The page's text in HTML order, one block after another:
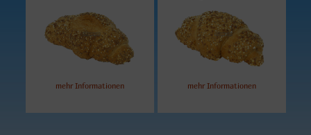
mehr Informationen mehr Informationen